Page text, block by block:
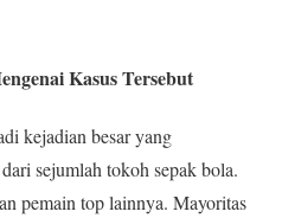
Kasus Tersebut
kejadian besar yang
sejumlah tokoh sepak bola.
pemain top lainnya. Mayoritas